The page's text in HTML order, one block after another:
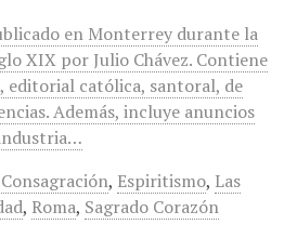
en Monterrey durante la
XIX por Julio Chávez. Contiene
editorial católica, santoral, de
Además, incluye anuncios
Consagración, Espiritismo, Las
, Roma, Sagrado Corazón